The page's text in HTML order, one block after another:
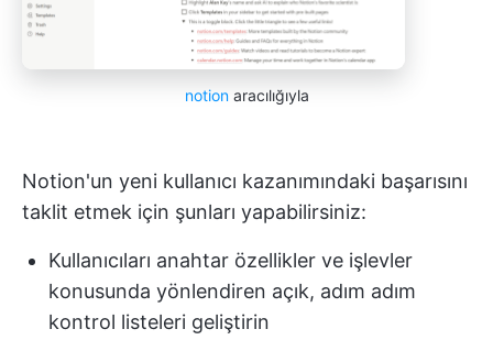
notionaracılığıyla
Notion'un yeni kullanıcı kazanımındaki başarısını
taklit etmek için şunları yapabilirsiniz:
Kullanıcıları anahtar özellikler ve işlevler
konusunda yönlendiren açık, adım adım
kontrol listeleri geliştirin